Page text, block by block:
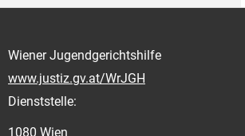
Wiener Jugendgerichtshilfe
www.justiz.gv.at/WrJGH
Dienststelle:
1080 Wien